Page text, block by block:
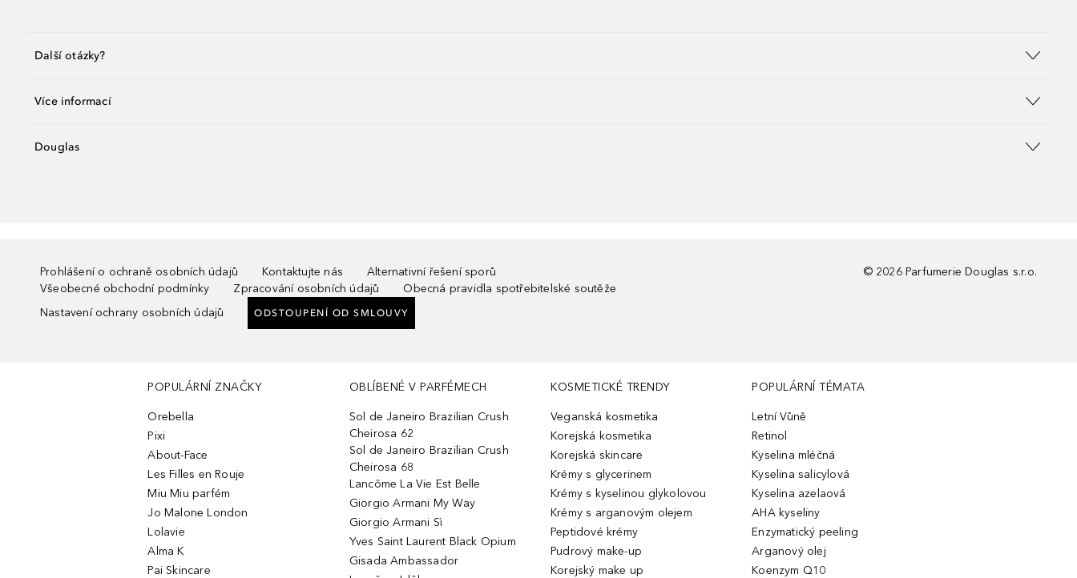
Další otázky?
Více informací
Douglas
Prohlášení o ochraně osobních údajů Kontaktujte nás
Alternativní řešení sporů
Všeobecné obchodní podmínky
Zpracování osobních údajů
Obecná pravidla spotřebitelské soutěže
Nastavení ochrany osobních údajů
ODSTOUPENÍ OD SMLOUVY
© 2026 Parfumerie Douglas s.r.o.
POPULÁRNÍ ZNAČKY
Orebella
Pixi
About-Face
Les Filles en Rouje
Miu Miu parfém
Jo Malone London
Lolavie
Alma K
Pai Skincare
OBLÍBENÉ V PARFÉMECH
Sol de Janeiro Brazilian Crush
Cheirosa 62
Sol de Janeiro Brazilian Crush
Cheirosa 68
Lancôme La Vie Est Belle
Giorgio Armani My Way
Giorgio Armani Sì
Yves Saint Laurent Black Opium
Gisada Ambassador
KOSMETICKÉ TRENDY
Veganská kosmetika
Korejská kosmetika
Korejská skincare
Krémy s glycerinem
Krémy s kyselinou glykolovou
Krémy s arganovým olejem
Peptidové krémy
Pudrový make-up
Korejský make up
POPULÁRNÍ TÉMATA
Letní Vůně
Retinol
Kyselina mléčná
Kyselina salicylová
Kyselina azelaová
AHA kyseliny
Enzymatický peeling
Arganový olej
Koenzym Q10